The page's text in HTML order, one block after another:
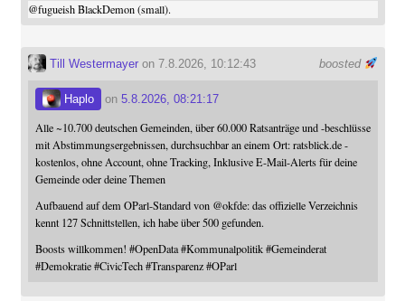
@fugueishBlackDemon (small).
boosted
Till Westermayeron 7.8.2026, 10:12:43
Haplo on 5.8.2026, 08:21:17
Alle ~10.700 deutschen Gemeinden, über 60.000 Ratsanträge und -beschlüsse
mit Abstimmungsergebnissen, durchsuchbar an einem Ort: ratsblick.de -
kostenlos, ohne Account, ohne Tracking, Inklusive E-Mail-Alerts für deine
Gemeinde oder deine Themen
Aufbauend auf dem OParl-Standard von @okfde: das offizielle Verzeichnis
kennt 127 Schnittstellen, ich habe über 500 gefunden.
Boosts willkommen! #OpenData #Kommunalpolitik #Gemeinderat
#Demokratie #CivicTech #Transparenz #OParl